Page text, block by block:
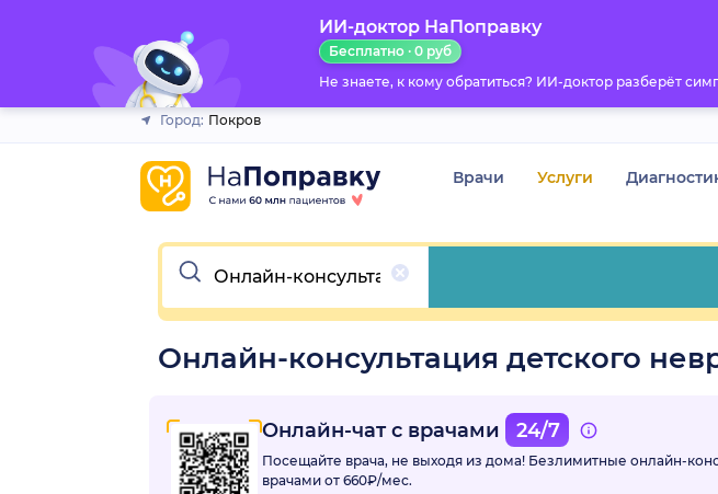
ИИ-доктор НаПоправку
Бесплатно · 0 руб
Не знаете, к кому обратиться? ИИ-доктор разберёт
Город: Покров
Врачи Услуги
Очистить
Онлайн-консультация детского
Онлайн-чат с врачами 24/7
Посещайте врача, не выходя из дома! Безлимитные онлайн-
врачами от 660₽/мес.